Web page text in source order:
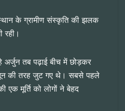
के ग्रामीण संस्कृति की झलक
रही।
अर्जुन तब पढ़ाई बीच में छोड़कर
की तरह जुट गए थे। सबसे पहले
एक मूर्ति को लोगों ने बेहद